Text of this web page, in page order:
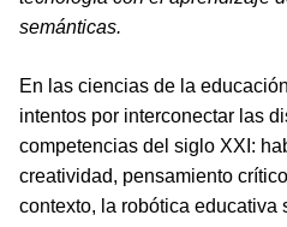
semánticas.
En las ciencias de la
intentos por interconectar las
competencias del siglo XXI:
creatividad, pensamiento
contexto, la robótica educativa